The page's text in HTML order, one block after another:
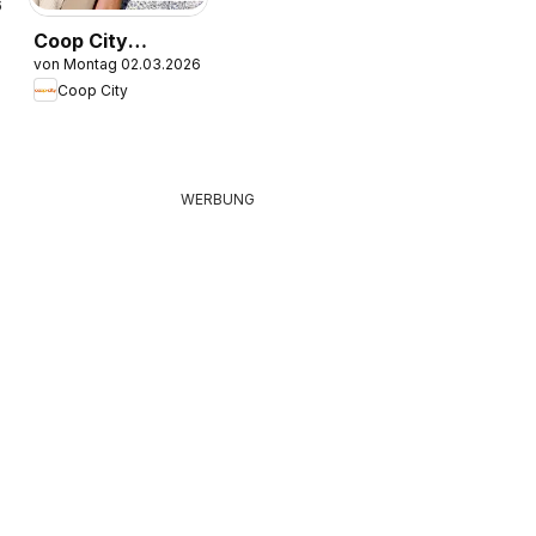
Coop City
aktionen
Naturaline
von Montag 02.03.2026
Coop City
WERBUNG